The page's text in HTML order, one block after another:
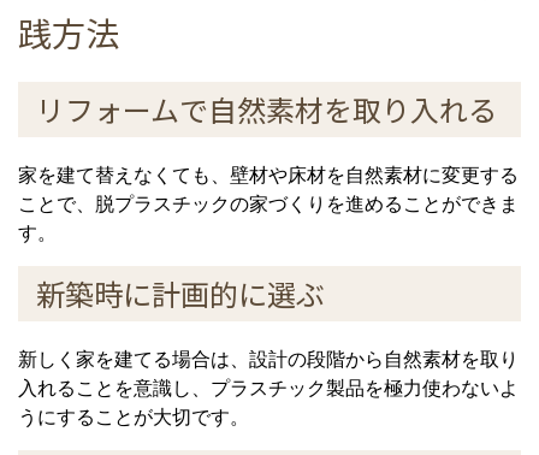
践方法
リフォームで自然素材を取り入れる
家を建て替えなくても、壁材や床材を自然素材に変更する
ことで、脱プラスチックの家づくりを進めることができま
す。
新築時に計画的に選ぶ
新しく家を建てる場合は、設計の段階から自然素材を取り
入れることを意識し、プラスチック製品を極力使わないよ
うにすることが大切です。